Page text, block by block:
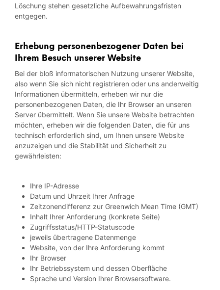
Löschung stehen gesetzliche Aufbewahrungsfristen
entgegen.
Erhebung personenbezogener Daten bei
Ihrem Besuch unserer Website
Bei der bloß informatorischen Nutzung unserer Website,
also wenn Sie sich nicht registrieren oder uns anderweitig
Informationen übermitteln, erheben wir nur die
personenbezogenen Daten, die Ihr Browser an unseren
Server übermittelt. Wenn Sie unsere Website betrachten
möchten, erheben wir die folgenden Daten, die für uns
technisch erforderlich sind, um Ihnen unsere Website
anzuzeigen und die Stabilität und Sicherheit zu
gewährleisten:
Ihre IP-Adresse
Datum und Uhrzeit Ihrer Anfrage
Zeitzonendifferenz zur Greenwich Mean Time (GMT)
Inhalt Ihrer Anforderung (konkrete Seite)
Zugriffsstatus/HTTP-Statuscode
jeweils übertragene Datenmenge
Website, von der Ihre Anforderung kommt
Ihr Browser
Ihr Betriebssystem und dessen Oberfläche
Sprache und Version Ihrer Browsersoftware.